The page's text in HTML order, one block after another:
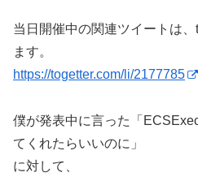
当日開催中の関連ツイートは
ます。
https://togetter.com/li/2177785
僕が発表中に言った「
てくれたらいいのに」
に対して、